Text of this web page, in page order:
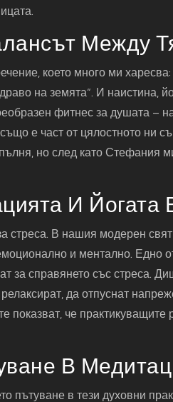
Между
което много ми
на земята“. И наистина,
фитнес за душата –
е част от цялостното ни
но след като Стефания
И Йогата
стреса. В нашия модерен
и ментално. Едно
за справянето със стреса.
да отпуснат
показват, че
В
пътуване в тези духовни